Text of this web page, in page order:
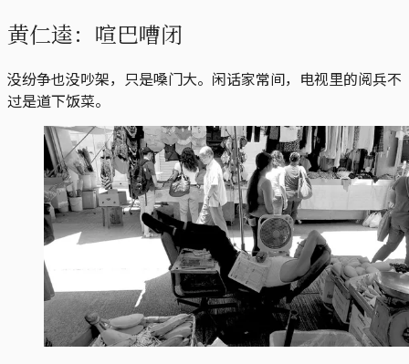
黄仁逵：喧巴嘈闭
没纷争也没吵架，只是嗓门大。闲话家常间，电视里的阅兵不
过是道下饭菜。